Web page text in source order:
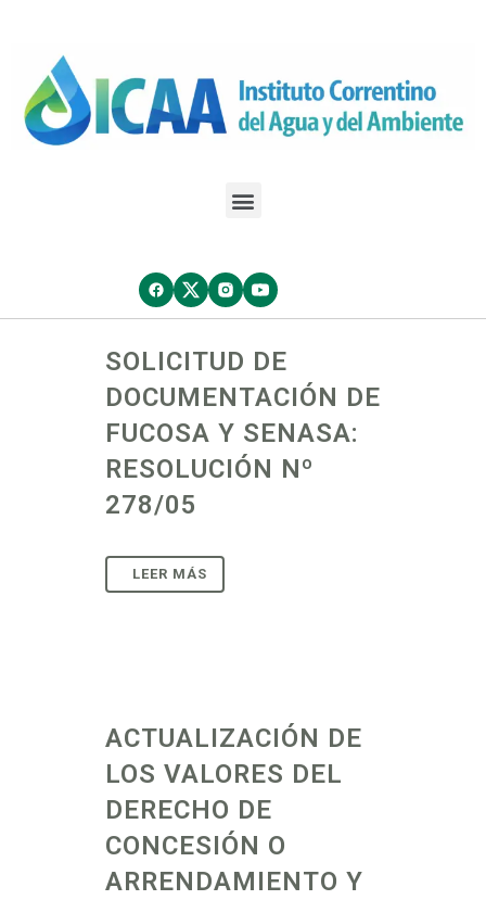
SOLICITUD DE
DOCUMENTACIÓN DE
FUCOSA Y SENASA:
RESOLUCIÓN Nº
278/05
ACTUALIZACIÓN DE
LOS VALORES DEL
DERECHO DE
CONCESIÓN O
ARRENDAMIENTO Y